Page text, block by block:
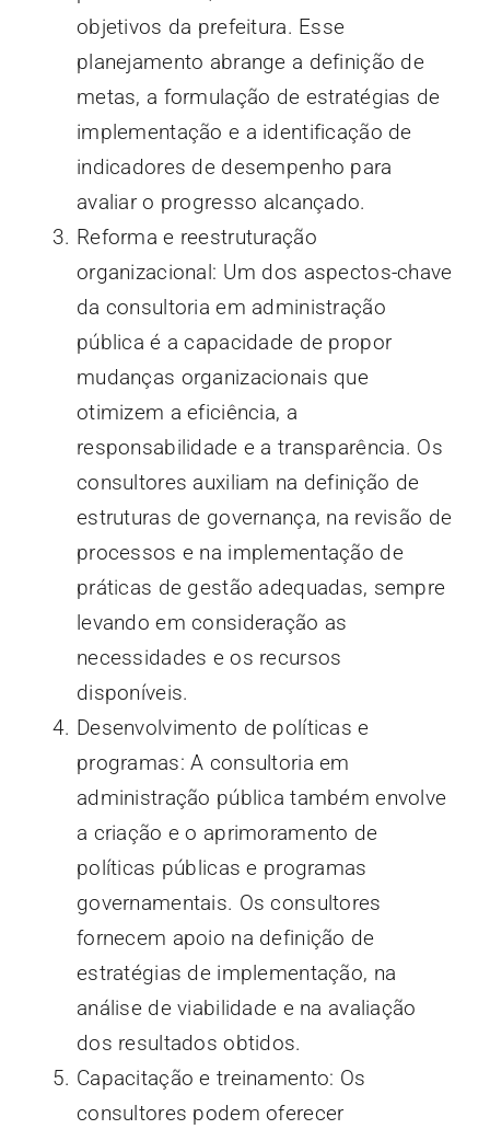
objetivos da prefeitura. Esse
planejamento abrange a definição de
metas, a formulação de estratégias de
implementação e a identificação de
indicadores de desempenho para
avaliar o progresso alcançado.
Reforma e reestruturação
organizacional: Um dos aspectos-chave
da consultoria em administração
pública é a capacidade de propor
mudanças organizacionais que
otimizem a eficiência, a
responsabilidade e a transparência. Os
consultores auxiliam na definição de
estruturas de governança, na revisão de
processos e na implementação de
práticas de gestão adequadas, sempre
levando em consideração as
necessidades e os recursos
disponíveis.
Desenvolvimento de políticas e
programas: A consultoria em
administração pública também envolve
a criação e o aprimoramento de
políticas públicas e programas
governamentais. Os consultores
fornecem apoio na definição de
estratégias de implementação, na
análise de viabilidade e na avaliação
dos resultados obtidos.
Capacitação e treinamento: Os
consultores podem oferecer